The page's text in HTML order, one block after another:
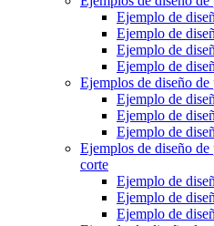
Ejemplo de
Ejemplo de
Ejemplo de
Ejemplo de
Ejemplos de diseño
Ejemplo de
Ejemplo de
Ejemplo de
Ejemplos de diseño de
corte
Ejemplo de
Ejemplo de
Ejemplo de